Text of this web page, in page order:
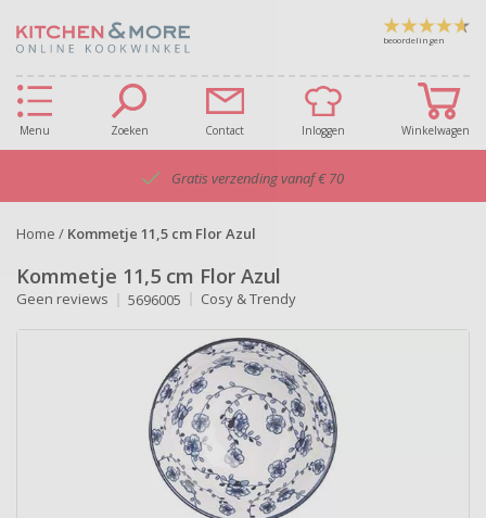
beoordelingen
Menu Zoeken Contact Inloggen Winkelwagen
Gratis verzending vanaf € 70
Home / Kommetje 11,5 cm Flor Azul
Kommetje 11,5 cm Flor Azul
Geen reviews 5696005 Cosy & Trendy